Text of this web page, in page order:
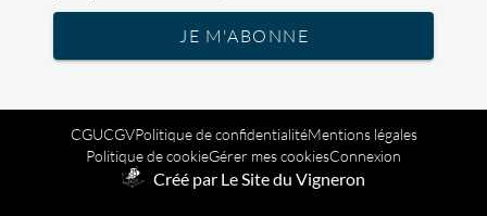
JE M'ABONNE
CGUCGVPolitique de confidentialitéMentions légales
Politique de cookieGérer mes cookiesConnexion
Créé par Le Site du Vigneron